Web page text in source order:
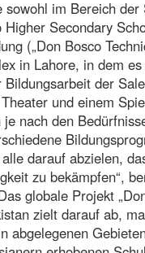
sowohl im Bereich der
Higher Secondary
(„Don Bosco
in Lahore, in dem
Bildungsarbeit der
und einem
je nach den
darauf abzielen,
zu bekämpfen“,
globale Projekt
zielt darauf ab,
abgelegenen